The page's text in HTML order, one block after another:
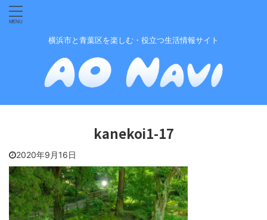
横浜市と青葉区を楽しむ・役立つ生活情報サイト
kanekoi1-17
2020年9月16日